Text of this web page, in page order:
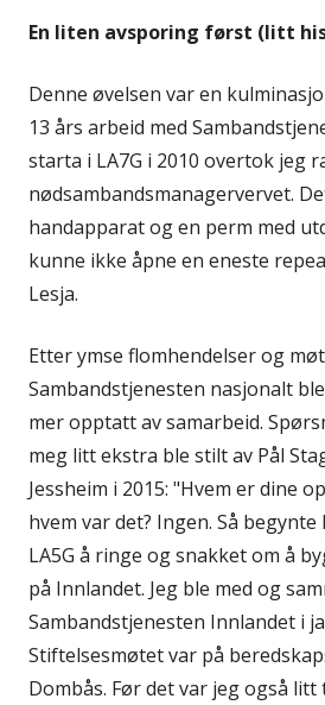
En liten avsporing først (litt
Denne øvelsen var en
13 års arbeid med
starta i LA7G i 2010 overtok jeg
nødsambandsmanagervervet.
handapparat og en perm med
kunne ikke åpne en eneste
Lesja.
Etter ymse flomhendelser og
Sambandstjenesten nasjonalt
mer opptatt av samarbeid.
meg litt ekstra ble stilt av Pål
Jessheim i 2015: "Hvem er dine
hvem var det? Ingen. Så
LA5G å ringe og snakket om å
på Innlandet. Jeg ble med og
Sambandstjenesten Innlandet i
Stiftelsesmøtet var på
Dombås. Før det var jeg også